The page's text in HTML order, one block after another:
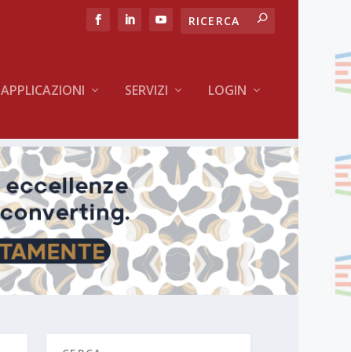
APPLICAZIONI SERVIZI LOGIN